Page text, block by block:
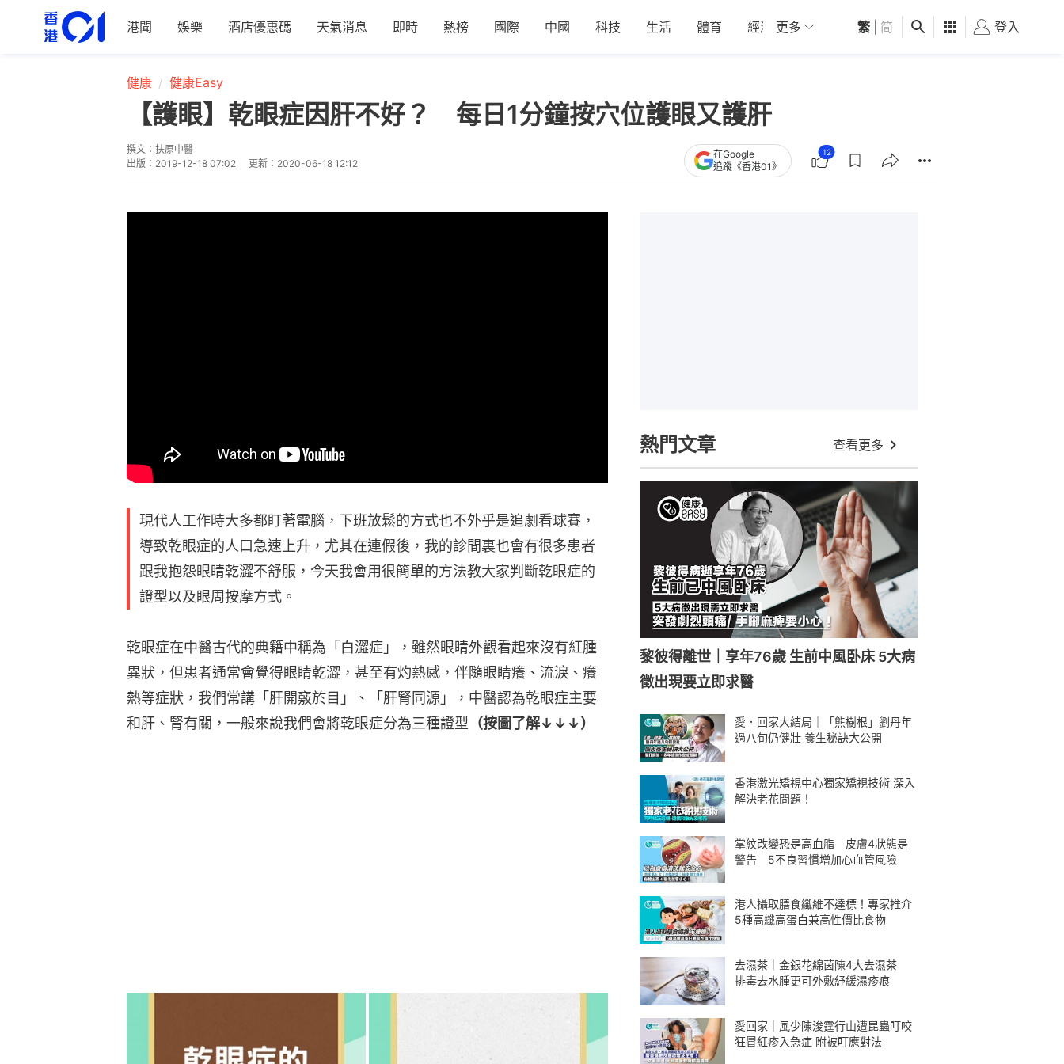
港聞 娛樂 酒店優惠碼 天氣消息 即時 熱榜 國際 中國 科技 生活 體育 經濟 01深圳 觀點 健康 好食玩飛
更多 繁 简 登入
健康 健康Easy
【護眼】乾眼症因肝不好？ 每日1分鐘按穴位護眼又護肝
撰文： 扶原中醫
出版： 2019-12-18 07:02 更新： 2020-06-18 12:12
在Google
追蹤《香港01》
12
現代人工作時大多都盯著電腦，下班放鬆的方式也不外乎是追劇看球賽，
導致乾眼症的人口急速上升，尤其在連假後，我的診間裏也會有很多患者
跟我抱怨眼睛乾澀不舒服，今天我會用很簡單的方法教大家判斷乾眼症的
證型以及眼周按摩方式。
乾眼症在中醫古代的典籍中稱為「白澀症」，雖然眼睛外觀看起來沒有紅腫
異狀，但患者通常會覺得眼睛乾澀，甚至有灼熱感，伴隨眼睛癢、流淚、癢
熱等症狀，我們常講「肝開竅於目」、「肝腎同源」，中醫認為乾眼症主要
和肝、腎有關，一般來說我們會將乾眼症分為三種證型 （按圖了解↓↓↓）
熱門文章 查看更多
黎彼得離世｜享年76歲 生前中風卧床 5大病
徵出現要立即求醫
愛．回家大結局｜「熊樹根」劉丹年
過八旬仍健壯 養生秘訣大公開
香港激光矯視中心獨家矯視技術 深入
解決老花問題！
掌紋改變恐是高血脂 皮膚4狀態是
警告 5不良習慣增加心血管風險
港人攝取膳食纖維不達標！專家推介
5種高纖高蛋白兼高性價比食物
去濕茶｜金銀花綿茵陳4大去濕茶
排毒去水腫更可外敷紓緩濕疹痕
愛回家｜風少陳浚霆行山遭昆蟲叮咬
狂冒紅疹入急症 附被叮應對法